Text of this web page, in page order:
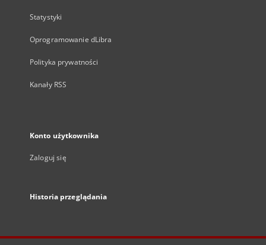
Statystyki
Oprogramowanie dLibra
Polityka prywatności
Kanały RSS
Konto użytkownika
Zaloguj się
Historia przeglądania